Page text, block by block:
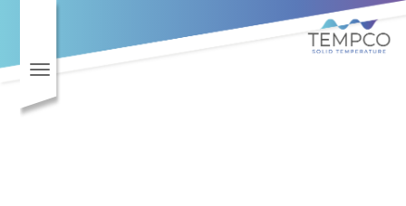
Vai al contenuto principale
Toggle navigation